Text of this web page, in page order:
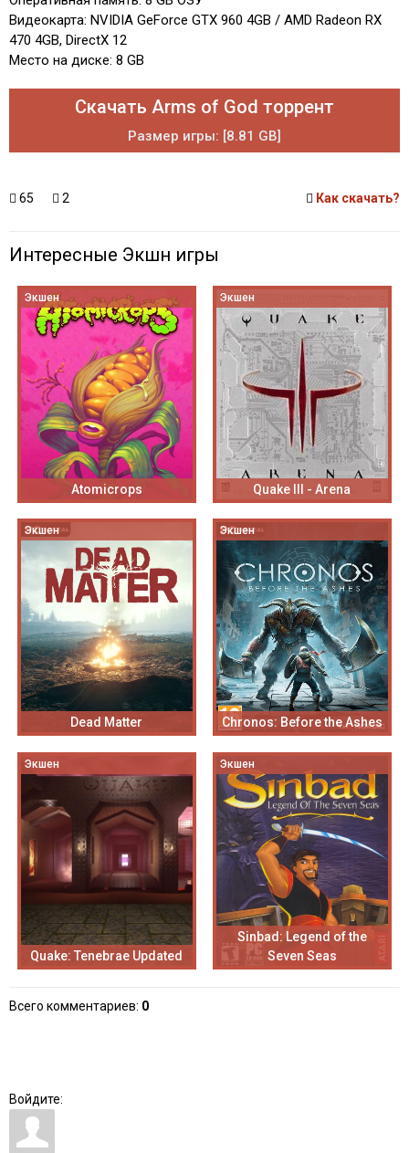
Видеокарта: NVIDIA GeForce GTX 960 4GB / AMD Radeon RX
470 4GB, DirectX 12
Место на диске: 8 GB
Скачать Arms of God торрент
Размер игры: [8.81 GB]
65 2 Как скачать?
Интересные Экшн игры
Экшен
Atomicrops
Экшен
Quake III - Arena
Экшен
Dead Matter
Экшен
Chronos: Before the Ashes
Экшен
Quake: Tenebrae Updated
Экшен
Sinbad: Legend of the
Seven Seas
Всего комментариев: 0
Войдите: